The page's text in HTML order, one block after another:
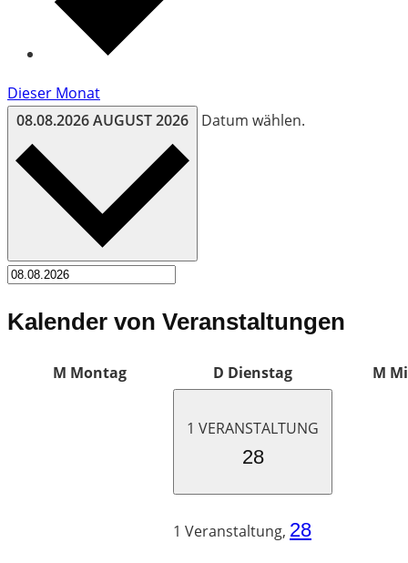
Dieser Monat
08.08.2026AUGUST 2026 Datum wählen.
Kalender von Veranstaltungen
M Montag D Dienstag M
1 VERANSTALTUNG
28
1 Veranstaltung, 28